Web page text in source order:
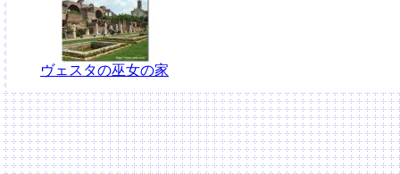
ヴェスタの巫女の家